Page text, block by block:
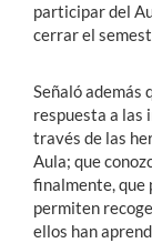
participar del
cerrar el
Señaló además
respuesta a las
través de las
Aula; que
finalmente, que
permiten
ellos han